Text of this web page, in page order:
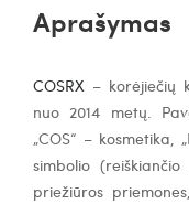
Aprašymas
COSRX – korėjiečių
nuo 2014 metų.
„COS“ – kosmetika,
simbolio
priežiūros